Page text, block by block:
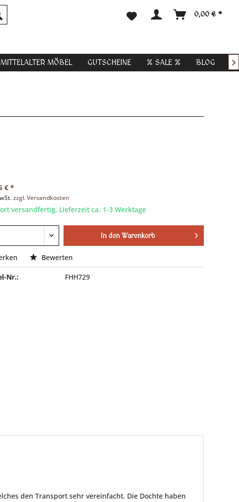
0,00 € *
MITTELALTER MÖBEL GUTSCHEINE % SALE % BLOG 
€ *
zzgl. Versandkosten
versandfertig, Lieferzeit ca. 1-3 Werktage
In den Warenkorb
Bewerten
Nr.: FHH729
den Transport sehr vereinfacht. Die Dochte haben